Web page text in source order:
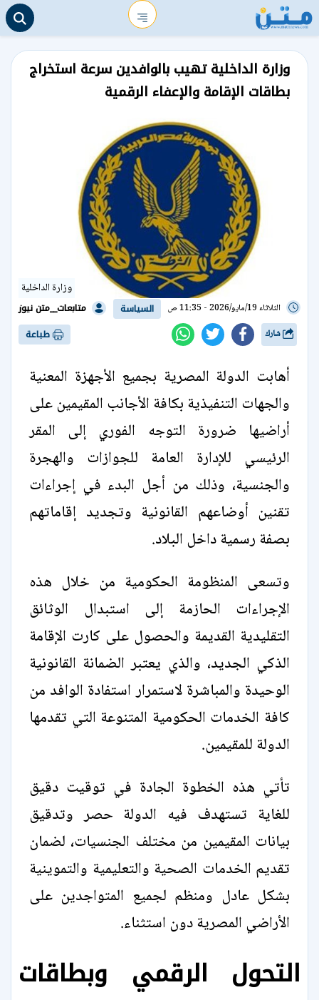
وزارة الداخلية تهيب بالوافدين سرعة استخراج
بطاقات الإقامة والإعفاء الرقمية
وزارة الداخلية
الثلاثاء 19/مايو/2026 - 11:35 ص السياسة متابعات__متن نيوز
طباعة
أهابت الدولة المصرية بجميع الأجهزة المعنية
والجهات التنفيذية بكافة الأجانب المقيمين على
أراضيها ضرورة التوجه الفوري إلى المقر
الرئيسي للإدارة العامة للجوازات والهجرة
والجنسية، وذلك من أجل البدء في إجراءات
تقنين أوضاعهم القانونية وتجديد إقاماتهم
بصفة رسمية داخل البلاد.
وتسعى المنظومة الحكومية من خلال هذه
الإجراءات الحازمة إلى استبدال الوثائق
التقليدية القديمة والحصول على كارت الإقامة
الذكي الجديد، والذي يعتبر الضمانة القانونية
الوحيدة والمباشرة لاستمرار استفادة الوافد من
كافة الخدمات الحكومية المتنوعة التي تقدمها
الدولة للمقيمين.
تأتي هذه الخطوة الجادة في توقيت دقيق
للغاية تستهدف فيه الدولة حصر وتدقيق
بيانات المقيمين من مختلف الجنسيات، لضمان
تقديم الخدمات الصحية والتعليمية والتموينية
بشكل عادل ومنظم لجميع المتواجدين على
الأراضي المصرية دون استثناء.
التحول الرقمي وبطاقات